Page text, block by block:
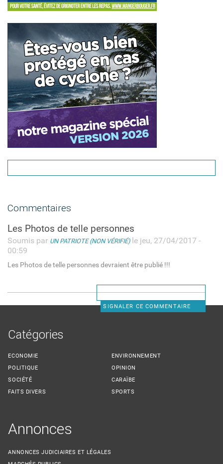
Commentaires
Les Photos de telle personnes
Soumis par UN PATRIOTE (NON VÉRIFIÉ)le jeu, 27/04/2017 -
00:59
Les Photos de telle personnes devraient être publié !!!
SIGNALER CE COMMENTAIRE
Catégories
ECONOMIE
POLITIQUE
SOCIÉTÉ
FAITS DIVERS
ENVIRONNEMENT
OPINION
CARAÏBE
SPORTS
Annonces
ANNONCES JUDICIAIRES ET LÉGALES